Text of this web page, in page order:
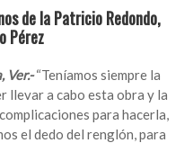
de la Patricio Redondo,
Pérez
Ver.-“Teníamos siempre la
llevar a cabo esta obra y la
para hacerla,
el dedo del renglón, para